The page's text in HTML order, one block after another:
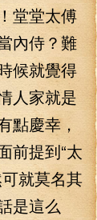
堂堂太傅
內侍？難
候就覺得
人家就是
點慶幸，
前提到“太
就莫名其
是這么